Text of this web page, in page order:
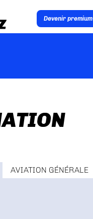
Devenir premium
AVIATION GÉNÉRALE